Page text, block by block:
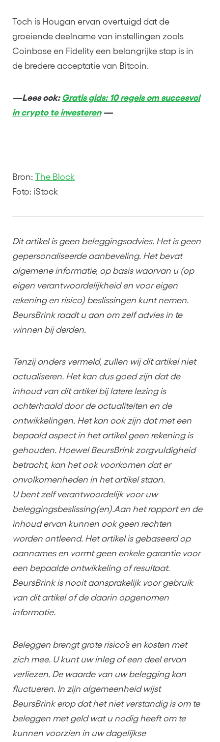
Toch is Hougan ervan overtuigd dat de
groeiende deelname van instellingen zoals
Coinbase en Fidelity een belangrijke stap is in
de bredere acceptatie van Bitcoin.
—Lees ook: Gratis gids: 10 regels om succesvol
in crypto te investeren—
Bron: The Block
Foto: iStock
Dit artikel is geen beleggingsadvies. Het is geen
gepersonaliseerde aanbeveling. Het bevat
algemene informatie, op basis waarvan u (op
eigen verantwoordelijkheid en voor eigen
rekening en risico) beslissingen kunt nemen.
BeursBrink raadt u aan om zelf advies in te
winnen bij derden.
Tenzij anders vermeld, zullen wij dit artikel niet
actualiseren. Het kan dus goed zijn dat de
inhoud van dit artikel bij latere lezing is
achterhaald door de actualiteiten en de
ontwikkelingen. Het kan ook zijn dat met een
bepaald aspect in het artikel geen rekening is
gehouden. Hoewel BeursBrink zorgvuldigheid
betracht, kan het ook voorkomen dat er
onvolkomenheden in het artikel staan.
U bent zelf verantwoordelijk voor uw
beleggingsbeslissing(en).Aan het rapport en de
inhoud ervan kunnen ook geen rechten
worden ontleend. Het artikel is gebaseerd op
aannames en vormt geen enkele garantie voor
een bepaalde ontwikkeling of resultaat.
BeursBrink is nooit aansprakelijk voor gebruik
van dit artikel of de daarin opgenomen
informatie.
Beleggen brengt grote risico’s en kosten met
zich mee. U kunt uw inleg of een deel ervan
verliezen. De waarde van uw belegging kan
fluctueren. In zijn algemeenheid wijst
BeursBrink erop dat het niet verstandig is om te
beleggen met geld wat u nodig heeft om te
kunnen voorzien in uw dagelijkse